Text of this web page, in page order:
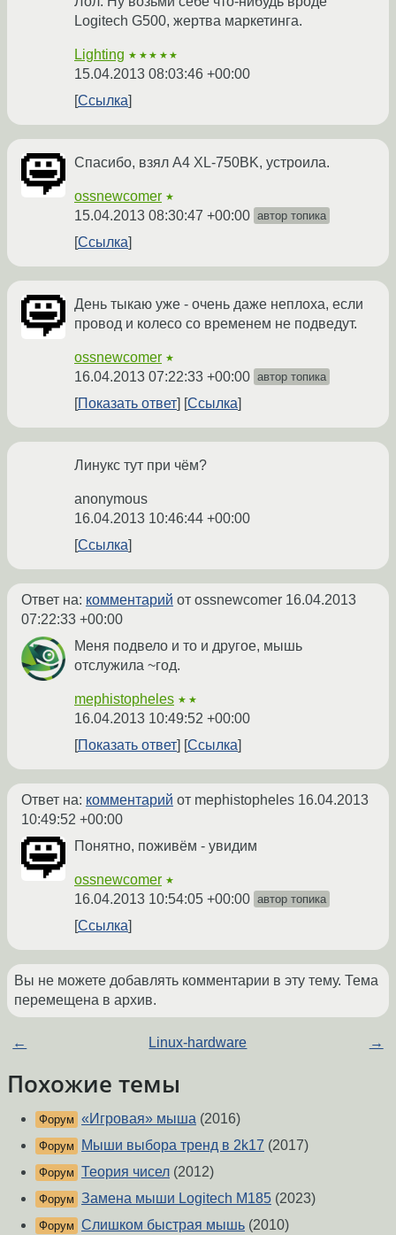
Logitech G500, жертва маркетинга.
Lighting ★★★★★
15.04.2013 08:03:46 +00:00
Ссылка
Спасибо, взял A4 XL-750BK, устроила.
ossnewcomer ★
15.04.2013 08:30:47 +00:00 автор топика
Ссылка
День тыкаю уже - очень даже неплоха, если
провод и колесо со временем не подведут.
ossnewcomer ★
16.04.2013 07:22:33 +00:00 автор топика
Показать ответ Ссылка
Линукс тут при чём?
anonymous
16.04.2013 10:46:44 +00:00
Ссылка
Ответ на: комментарий от ossnewcomer 16.04.2013
07:22:33 +00:00
Меня подвело и то и другое, мышь
отслужила ~год.
mephistopheles ★★
16.04.2013 10:49:52 +00:00
Показать ответ
Ссылка
Ответ на: комментарий от mephistopheles 16.04.2013
10:49:52 +00:00
Понятно, поживём - увидим
ossnewcomer ★
16.04.2013 10:54:05 +00:00 автор топика
Ссылка
Вы не можете добавлять комментарии в эту тему. Тема
перемещена в архив.
← Linux-hardware →
Похожие темы
Форум «Игровая» мыша (2016)
Форум Мыши выбора тренд в 2k17 (2017)
Форум Теория чисел (2012)
Форум Замена мыши Logitech M185 (2023)
Форум Слишком быстрая мышь (2010)